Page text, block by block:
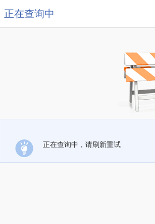
正在查询中
正在查询中，请刷新重试